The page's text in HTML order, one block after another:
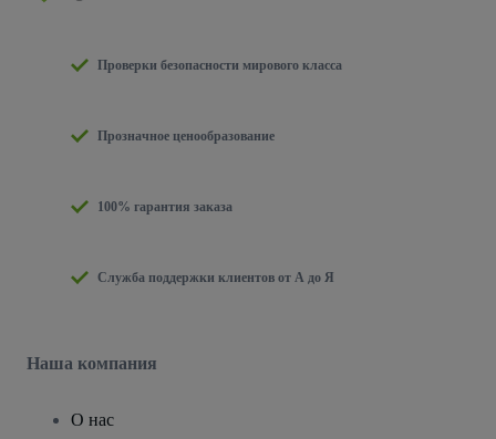
Проверки безопасности мирового класса
Прозначное ценообразование
100% гарантия заказа
Служба поддержки клиентов от А до Я
Наша компания
О нас